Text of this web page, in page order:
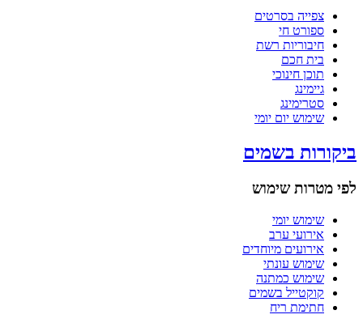
צפייה בסרטים
ספורט חי
חיבוריות רשת
בית חכם
תוכן חינוכי
גיימינג
סטרימינג
שימוש יום יומי
ביקורות בשמים
לפי מטרות שימוש
שימוש יומי
אירועי ערב
אירועים מיוחדים
שימוש עונתי
שימוש כמתנה
קוקטייל בשמים
חתימת ריח